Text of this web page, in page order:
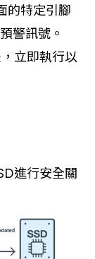
的特定引腳
警訊號。
立即執行以
進行安全關